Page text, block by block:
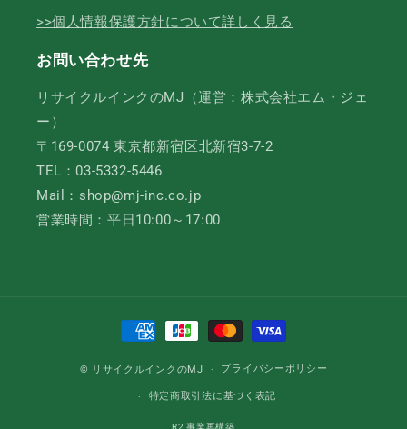
>>個人情報保護方針について詳しく見る
お問い合わせ先
リサイクルインクのMJ（運営：株式会社エム・ジェ
ー）
〒169-0074 東京都新宿区北新宿3-7-2
TEL：03-5332-5446
Mail：shop@mj-inc.co.jp
営業時間：平日10:00～17:00
決
済
方
© リサイクルインクのMJ プライバシーポリシー
特定商取引法に基づく表記
R2 事業再構築